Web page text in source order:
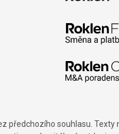
předchozího souhlasu.